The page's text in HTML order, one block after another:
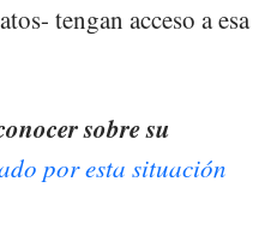
tengan acceso a esa
sobre su
por esta situación